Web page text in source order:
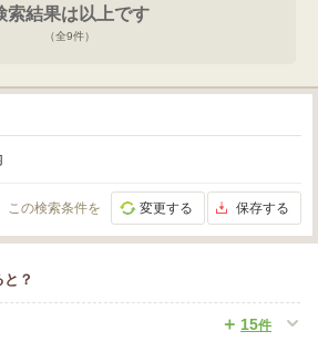
索結果は以上です
（全9件）
この検索条件を 変更する 保存する
？
15件